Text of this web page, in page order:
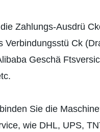
Zahlungs-Ausdrü
Verbindungsstü Ck
Geschä
Sie die
wie DHL, UPS,